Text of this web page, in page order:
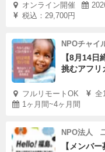
オンライン開催
税込：29,700円
NPOチャイ
【8月14
挑むアフリ
フルリモートOK
全
1ヶ月間~4ヶ月間
NPO法人
【メンバ